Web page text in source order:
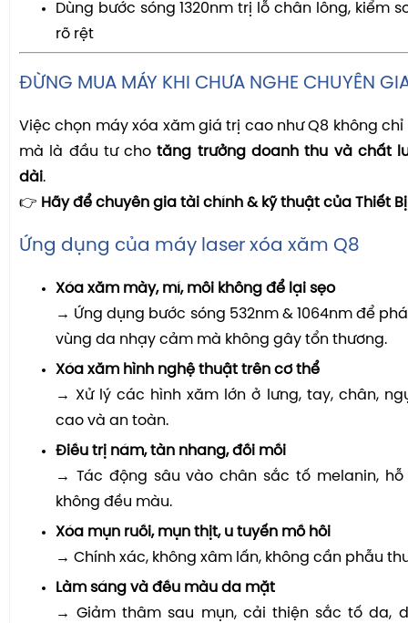
Dùng bước sóng 1320nm trị lỗ chân lông, kiểm
rõ rệt
ĐỪNG MUA MÁY KHI CHƯA NGHE CHUYÊN
Việc chọn máy xóa xăm giá trị cao như Q8 không
mà là đầu tư chotăng trưởng doanh thu và chất
dài.
👉 Hãy để chuyên gia tài chính & kỹ thuật của Thiết Bị
Ứng dụng của máy laser xóa xăm Q8
Xóa xăm mày, mí, môi không để lại sẹo
→ Ứng dụng bước sóng 532nm & 1064nm để
vùng da nhạy cảm mà không gây tổn thương.
Xóa xăm hình nghệ thuật trên cơ thể
→ Xử lý các hình xăm lớn ở lưng, tay, chân,
cao và an toàn.
Điều trị nám, tàn nhang, đồi mồi
→ Tác động sâu vào chân sắc tố melanin,
không đều màu.
Xóa mụn ruồi, mụn thịt, u tuyến mồ hôi
→ Chính xác, không xâm lấn, không cần phẫu
Làm sáng và đều màu da mặt
→ Giảm thâm sau mụn, cải thiện sắc tố da,